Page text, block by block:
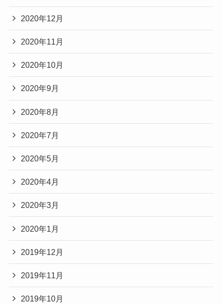
2020年12月
2020年11月
2020年10月
2020年9月
2020年8月
2020年7月
2020年5月
2020年4月
2020年3月
2020年1月
2019年12月
2019年11月
2019年10月